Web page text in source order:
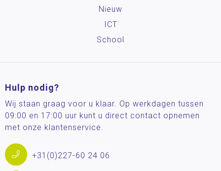
Nieuw
ICT
School
Hulp nodig?
Wij staan graag voor u klaar. Op werkdagen tussen
09:00 en 17:00 uur kunt u direct contact opnemen
met onze klantenservice.
+31(0)227-60 24 06